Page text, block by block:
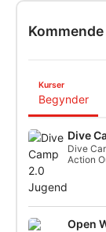
Kurser
Begynder
Dive
Dive
Action
Open